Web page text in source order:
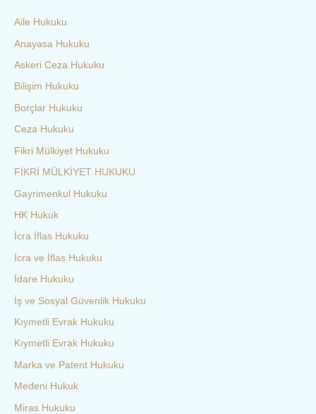
Aile Hukuku
Anayasa Hukuku
Askeri Ceza Hukuku
Bilişim Hukuku
Borçlar Hukuku
Ceza Hukuku
Fikri Mülkiyet Hukuku
FİKRİ MÜLKİYET HUKUKU
Gayrimenkul Hukuku
HK Hukuk
İcra İflas Hukuku
İcra ve İflas Hukuku
İdare Hukuku
İş ve Sosyal Güvenlik Hukuku
Kıymetli Evrak Hukuku
Kıymetli Evrak Hukuku
Marka ve Patent Hukuku
Medeni Hukuk
Miras Hukuku